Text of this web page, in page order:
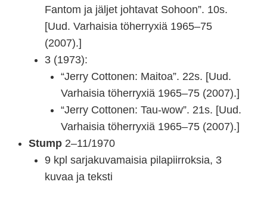
Fantom ja jäljet johtavat Sohoon”. 10s.
[Uud. Varhaisia töherryxiä 1965–75
(2007).]
3 (1973):
“Jerry Cottonen: Maitoa”. 22s. [Uud.
Varhaisia töherryxiä 1965–75 (2007).]
“Jerry Cottonen: Tau-wow”. 21s. [Uud.
Varhaisia töherryxiä 1965–75 (2007).]
Stump 2–11/1970
9 kpl sarjakuvamaisia pilapiirroksia, 3
kuvaa ja teksti